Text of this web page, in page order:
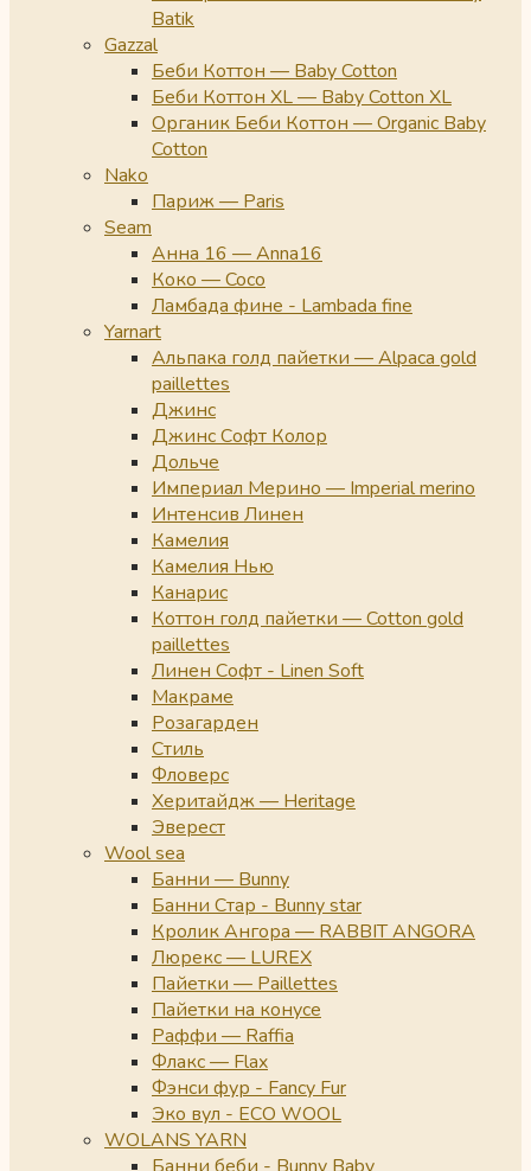
Batik
Gazzal
Беби Коттон — Baby Cotton
Беби Коттон XL — Baby Cotton XL
Органик Беби Коттон — Organic Baby
Cotton
Nako
Париж — Paris
Seam
Анна 16 — Anna16
Коко — Coco
Ламбада фине - Lambada fine
Yarnart
Альпака голд пайетки — Alpaca gold
paillettes
Джинс
Джинс Софт Колор
Дольче
Империал Мерино — Imperial merino
Интенсив Линен
Камелия
Камелия Нью
Канарис
Коттон голд пайетки — Cotton gold
paillettes
Линен Софт - Linen Soft
Макраме
Розагарден
Стиль
Фловерс
Херитайдж — Heritage
Эверест
Wool sea
Банни — Bunny
Банни Стар - Bunny star
Кролик Ангора — RABBIT ANGORA
Люрекс — LUREX
Пайетки — Paillettes
Пайетки на конусе
Раффи — Raffia
Флакс — Flax
Фэнси фур - Fancy Fur
Эко вул - ECO WOOL
WOLANS YARN